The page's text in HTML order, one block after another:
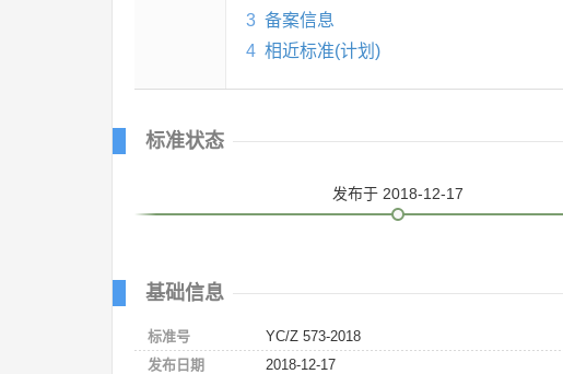
3 备案信息
4 相近标准(计划)
标准状态
发布于 2018-12-17
基础信息
标准号
YC/Z 573-2018
发布日期
2018-12-17